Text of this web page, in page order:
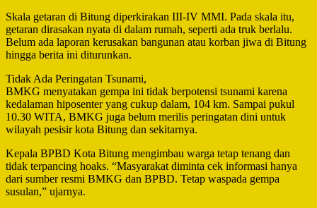
Skala getaran di Bitung diperkirakan III-IV MMI. Pada skala itu,
getaran dirasakan nyata di dalam rumah, seperti ada truk berlalu.
Belum ada laporan kerusakan bangunan atau korban jiwa di Bitung
hingga berita ini diturunkan.
Tidak Ada Peringatan Tsunami,
BMKG menyatakan gempa ini tidak berpotensi tsunami karena
kedalaman hiposenter yang cukup dalam, 104 km. Sampai pukul
10.30 WITA, BMKG juga belum merilis peringatan dini untuk
wilayah pesisir kota Bitung dan sekitarnya.
Kepala BPBD Kota Bitung mengimbau warga tetap tenang dan
tidak terpancing hoaks. “Masyarakat diminta cek informasi hanya
dari sumber resmi BMKG dan BPBD. Tetap waspada gempa
susulan,” ujarnya.